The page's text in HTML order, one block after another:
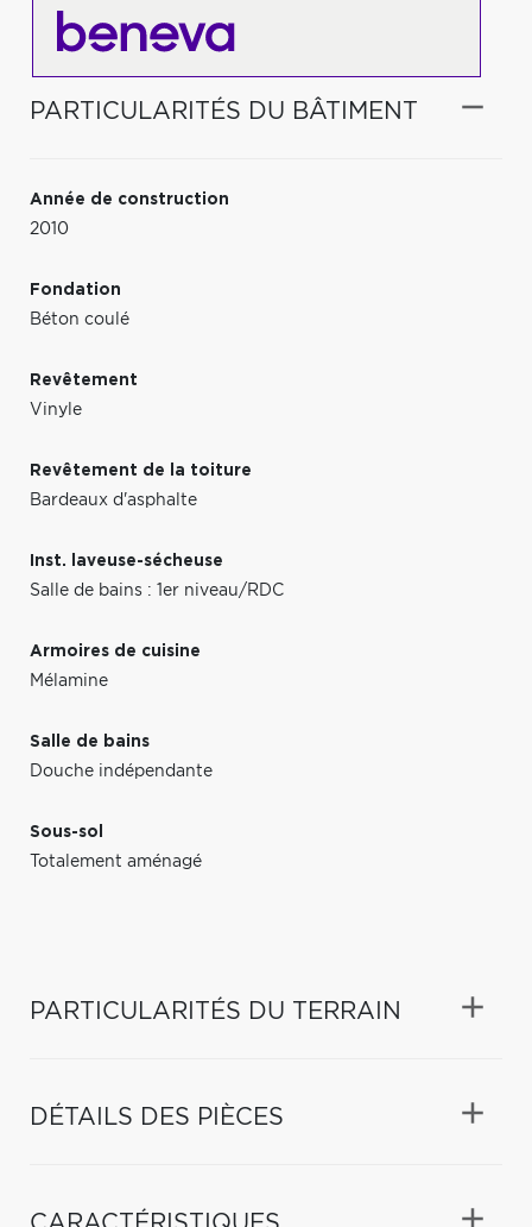
PARTICULARITÉS DU BÂTIMENT
Année de construction
2010
Fondation
Béton coulé
Revêtement
Vinyle
Revêtement de la toiture
Bardeaux d'asphalte
Inst. laveuse-sécheuse
Salle de bains : 1er niveau/RDC
Armoires de cuisine
Mélamine
Salle de bains
Douche indépendante
Sous-sol
Totalement aménagé
PARTICULARITÉS DU TERRAIN
DÉTAILS DES PIÈCES